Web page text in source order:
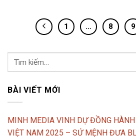
1 … 8 9
BÀI VIẾT MỚI
MINH MEDIA VINH DỰ ĐỒNG
VIỆT NAM 2025 – SỨ MỆNH ĐƯA